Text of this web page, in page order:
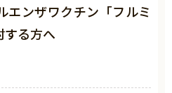
エンザワクチン「フルミ
する方へ